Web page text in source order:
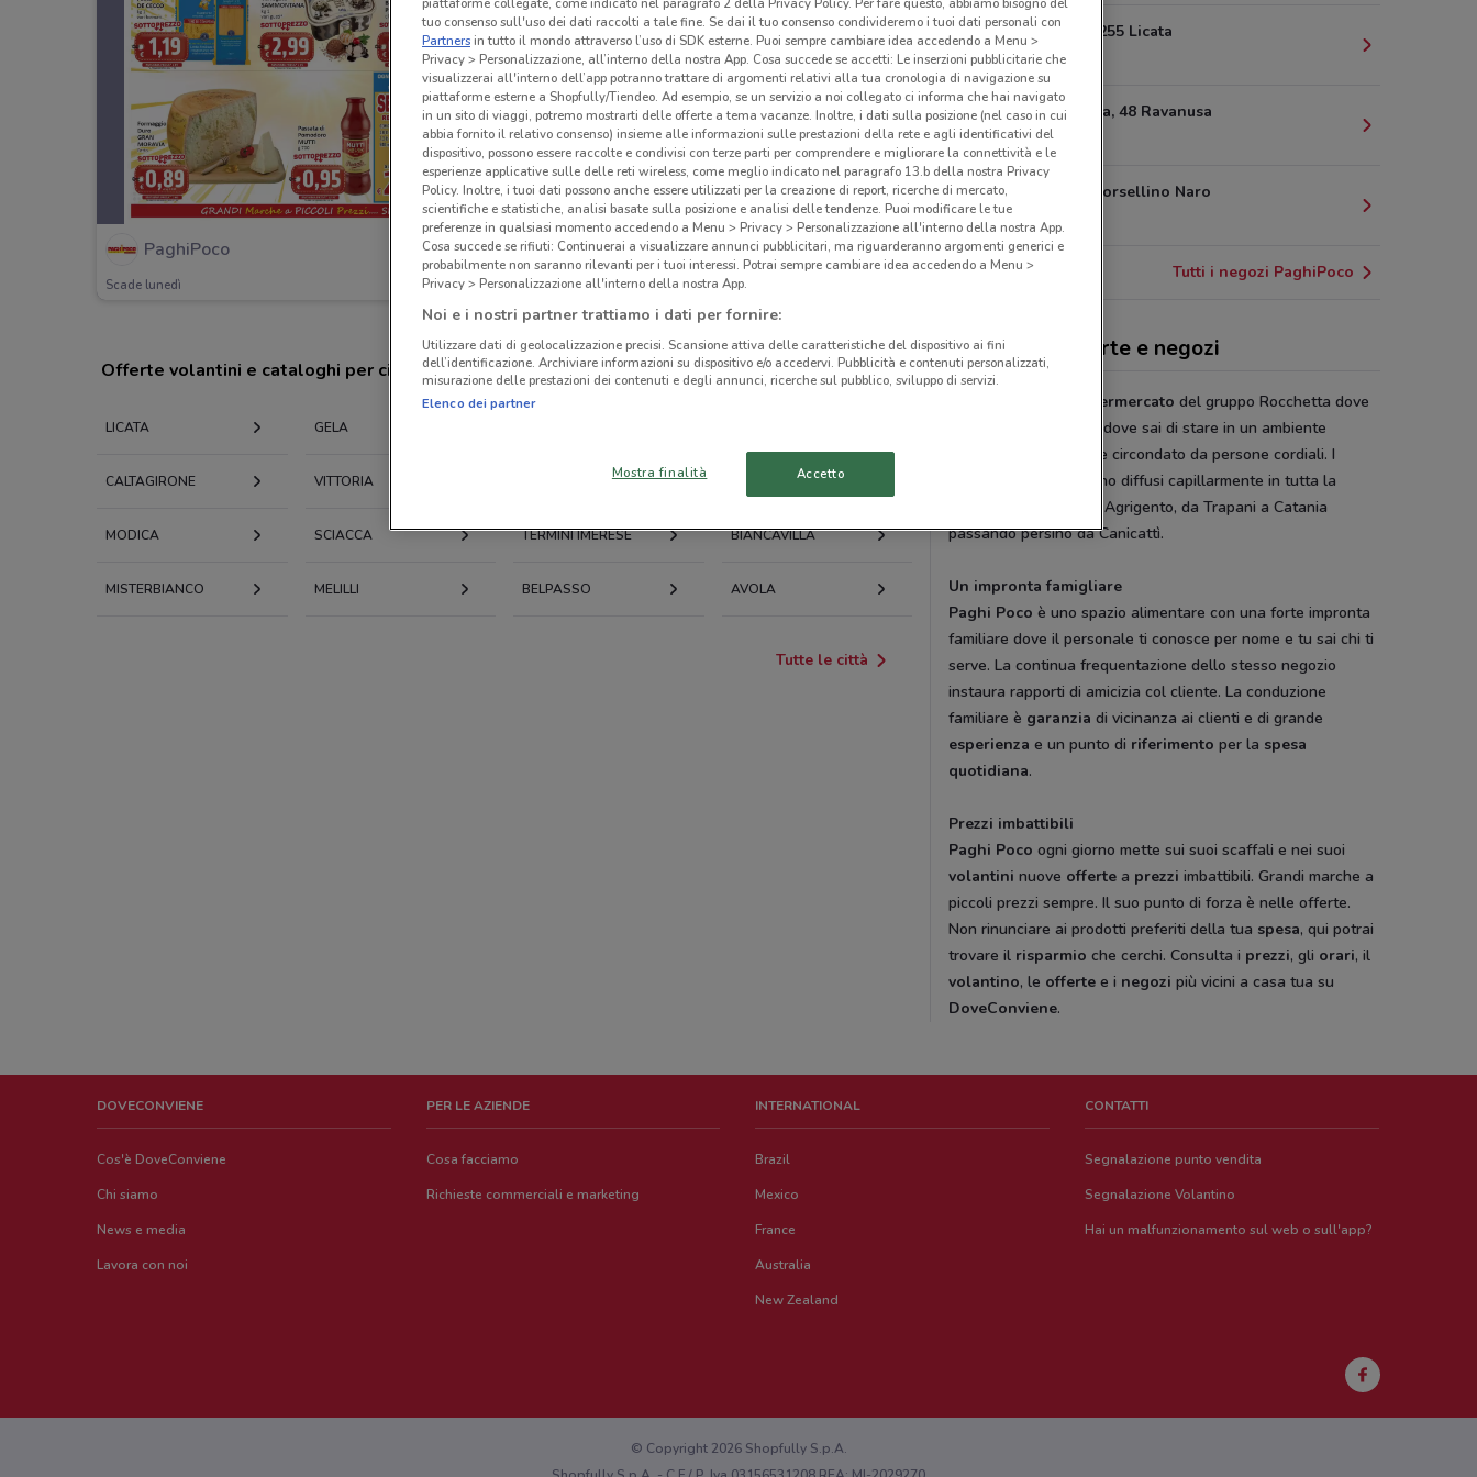
PaghiPoco
Scade lunedì
Offerte volantini e cataloghi per città nelle vicinanze
LICATA GELA
CALTAGIRONE VITTORIA
MODICA SCIACCA TERMINI IMERESE BIANCAVILLA
MISTERBIANCO MELILLI BELPASSO AVOLA
Tutte le città
Via Palma, 255 Licata
1.7 km
Via Olimpica, 48 Ravanusa
17.7 km
Via Paolo Borsellino Naro
23.4 km
Tutti i negozi PaghiPoco
PaghiPoco, offerte e negozi
supermercato del gruppo Rocchetta dove
e dove sai di stare in un ambiente
caloroso e accogliente circondato da persone cordiali. I
negozi Paghi Poco sono diffusi capillarmente in tutta la
da Palermo ad Agrigento, da Trapani a Catania
passando persino da Canicattì.
Un impronta famigliare
Paghi Poco è uno spazio alimentare con una forte impronta
familiare dove il personale ti conosce per nome e tu sai chi ti
serve. La continua frequentazione dello stesso negozio
instaura rapporti di amicizia col cliente. La conduzione
familiare è garanzia di vicinanza ai clienti e di grande
esperienza e un punto di riferimento per la spesa
quotidiana.
Prezzi imbattibili
Paghi Poco ogni giorno mette sui suoi scaffali e nei suoi
volantini nuove offerte a prezzi imbattibili. Grandi marche a
piccoli prezzi sempre. Il suo punto di forza è nelle offerte.
Non rinunciare ai prodotti preferiti della tua spesa, qui potrai
trovare il risparmio che cerchi. Consulta i prezzi, gli orari, il
volantino, le offerte e i negozi più vicini a casa tua su
DoveConviene.
DOVECONVIENE
Cos'è DoveConviene
Chi siamo
News e media
Lavora con noi
PER LE AZIENDE
Cosa facciamo
Richieste commerciali e marketing
INTERNATIONAL
Brazil
Mexico
France
Australia
New Zealand
CONTATTI
Segnalazione punto vendita
Segnalazione Volantino
Hai un malfunzionamento sul web o sull'app?
© Copyright 2026 Shopfully S.p.A.
tuo consenso sull'uso dei dati raccolti a tale fine. Se dai il tuo consenso condivideremo i tuoi dati personali con
Partnersin tutto il mondo attraverso l’uso di SDK esterne. Puoi sempre cambiare idea accedendo a Menu >
Privacy > Personalizzazione, all’interno della nostra App. Cosa succede se accetti: Le inserzioni pubblicitarie che
visualizzerai all'interno dell’app potranno trattare di argomenti relativi alla tua cronologia di navigazione su
piattaforme esterne a Shopfully/Tiendeo. Ad esempio, se un servizio a noi collegato ci informa che hai navigato
in un sito di viaggi, potremo mostrarti delle offerte a tema vacanze. Inoltre, i dati sulla posizione (nel caso in cui
abbia fornito il relativo consenso) insieme alle informazioni sulle prestazioni della rete e agli identificativi del
dispositivo, possono essere raccolte e condivisi con terze parti per comprendere e migliorare la connettività e le
esperienze applicative sulle delle reti wireless, come meglio indicato nel paragrafo 13.b della nostra Privacy
Policy. Inoltre, i tuoi dati possono anche essere utilizzati per la creazione di report, ricerche di mercato,
scientifiche e statistiche, analisi basate sulla posizione e analisi delle tendenze. Puoi modificare le tue
preferenze in qualsiasi momento accedendo a Menu > Privacy > Personalizzazione all'interno della nostra App.
Cosa succede se rifiuti: Continuerai a visualizzare annunci pubblicitari, ma riguarderanno argomenti generici e
probabilmente non saranno rilevanti per i tuoi interessi. Potrai sempre cambiare idea accedendo a Menu >
Privacy > Personalizzazione all'interno della nostra App.
Noi e i nostri partner trattiamo i dati per fornire:
Utilizzare dati di geolocalizzazione precisi. Scansione attiva delle caratteristiche del dispositivo ai fini
dell’identificazione. Archiviare informazioni su dispositivo e/o accedervi. Pubblicità e contenuti personalizzati,
misurazione delle prestazioni dei contenuti e degli annunci, ricerche sul pubblico, sviluppo di servizi.
Elenco dei partner
Mostra finalità Accetto